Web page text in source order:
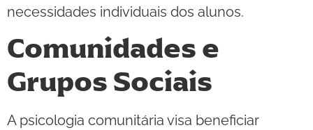
necessidades individuais dos alunos.
Comunidades e
Grupos Sociais
A psicologia comunitária visa beneficiar